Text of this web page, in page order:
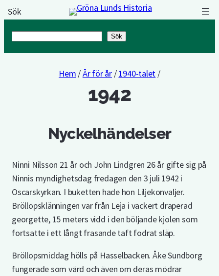
Sök
Sök
Hem /År för år /1940-talet /
1942
Nyckelhändelser
Ninni Nilsson 21 år och John Lindgren 26 år gifte sig på
Ninnis myndighetsdag fredagen den 3 juli 1942 i
Oscarskyrkan. I buketten hade hon Liljekonvaljer.
Bröllopsklänningen var från Leja i vackert draperad
georgette, 15 meters vidd i den böljande kjolen som
fortsatte i ett långt frasande taft fodrat släp.
Bröllopsmiddag hölls på Hasselbacken. Åke Sundborg
fungerade som värd och även om deras mödrar